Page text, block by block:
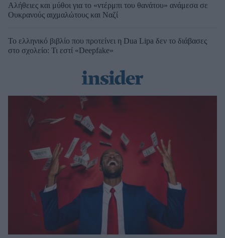
Αλήθειες και μύθοι για το «ντέρμπι του θανάτου» ανάμεσα σε
Ουκρανούς αιχμαλώτους και Ναζί
Το ελληνικό βιβλίο που προτείνει η Dua Lipa δεν το διάβασες
στο σχολείο: Τι εστί «Deepfake»